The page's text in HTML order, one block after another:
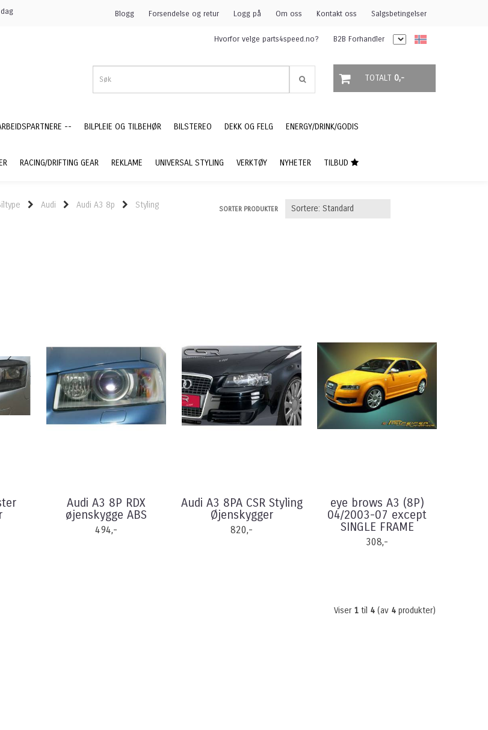
Blogg Forsendelse og retur Logg på Om oss Kontakt oss Salgsbetingelser
Hvorfor velge parts4speed.no? B2B Forhandler
TOTALT 0,-
-- BILPLEIE OG TILBEHØR BILSTEREO DEKK OG FELG ENERGY/DRINK/GODIS
RACING/DRIFTING GEAR REKLAME UNIVERSAL STYLING VERKTØY NYHETER TILBUD
Audi Audi A3 8p
Styling
SORTER PRODUKTER
Audi A3 8P RDX
øjenskygge ABS
494,-
Audi A3 8PA CSR Styling
Øjenskygger
820,-
eye brows A3 (8P)
04/2003-07 except
SINGLE FRAME
308,-
Viser 1 til 4 (av 4 produkter)